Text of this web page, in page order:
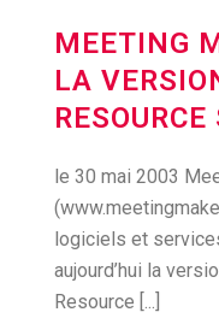
MEETING
LA
le 30 mai 2003
logiciels et
aujourd’hui la
Resource [...]